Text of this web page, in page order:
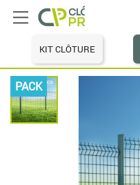
KIT CLÔTURE
PACK